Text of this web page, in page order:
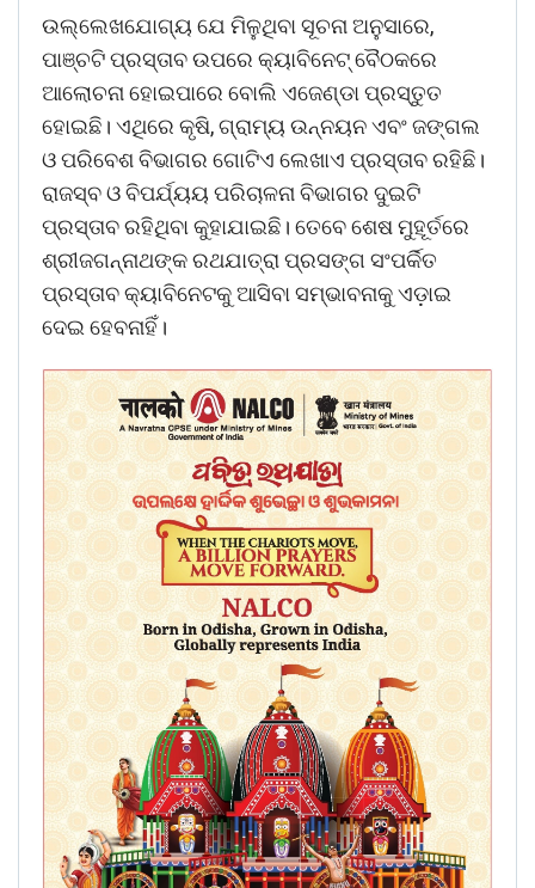
ଉଲ୍ଲେଖଯୋଗ୍ୟ ଯେ ମିଳୁଥିବା ସୂଚନା ଅନୁସାରେ,
ପାଞ୍ଚଟି ପ୍ରସ୍ତାବ ଉପରେ କ୍ୟାବିନେଟ୍ ବୈଠକରେ
ଆଲୋଚନା ହୋଇପାରେ ବୋଲି ଏଜେଣ୍ଡା ପ୍ରସ୍ତୁତ
ହୋଇଛି। ଏଥିରେ କୃଷି, ଗ୍ରାମ୍ୟ ଉନ୍ନୟନ ଏବଂ ଜଙ୍ଗଲ
ଓ ପରିବେଶ ବିଭାଗର ଗୋଟିଏ ଲେଖାଏ ପ୍ରସ୍ତାବ ରହିଛି।
ରାଜସ୍ବ ଓ ବିପର୍ଯ୍ୟୟ ପରିଚାଳନା ବିଭାଗର ଦୁଇଟି
ପ୍ରସ୍ତାବ ରହିଥିବା କୁହାଯାଇଛି। ତେବେ ଶେଷ ମୁହୂର୍ତରେ
ଶ୍ରୀଜଗନ୍ନାଥଙ୍କ ରଥଯାତ୍ରା ପ୍ରସଙ୍ଗ ସଂପର୍କିତ
ପ୍ରସ୍ତାବ କ୍ୟାବିନେଟକୁ ଆସିବା ସମ୍ଭାବନାକୁ ଏଡ଼ାଇ
ଦେଇ ହେବନାହିଁ।